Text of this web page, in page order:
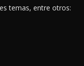
temas, entre otros: